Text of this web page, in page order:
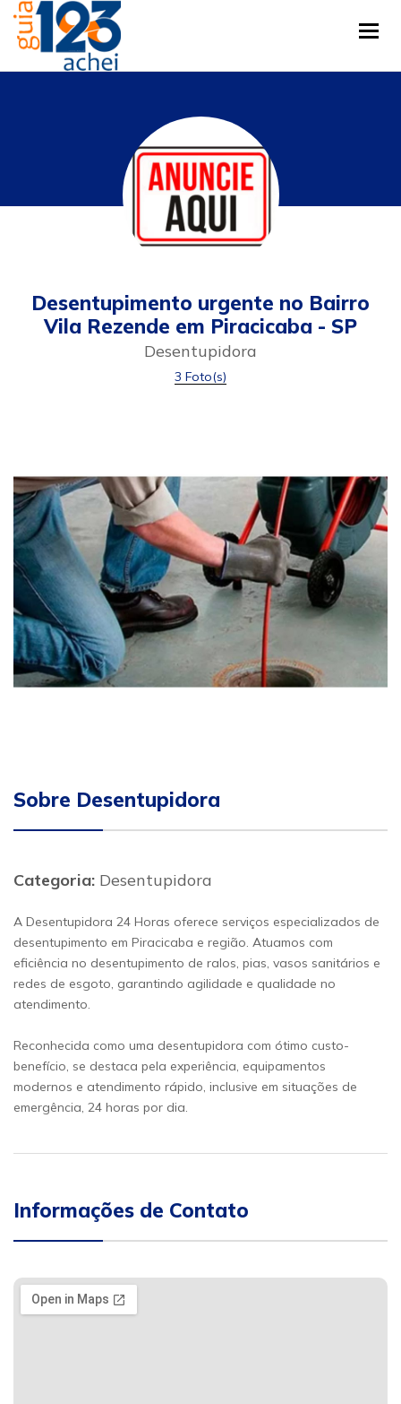
Desentupimento urgente no Bairro
Vila Rezende em Piracicaba - SP
Desentupidora
3 Foto(s)
Sobre Desentupidora
Categoria: Desentupidora
A Desentupidora 24 Horas oferece serviços especializados de
desentupimento em Piracicaba e região. Atuamos com
eficiência no desentupimento de ralos, pias, vasos sanitários e
redes de esgoto, garantindo agilidade e qualidade no
atendimento.
Reconhecida como uma desentupidora com ótimo custo-
benefício, se destaca pela experiência, equipamentos
modernos e atendimento rápido, inclusive em situações de
emergência, 24 horas por dia.
Informações de Contato